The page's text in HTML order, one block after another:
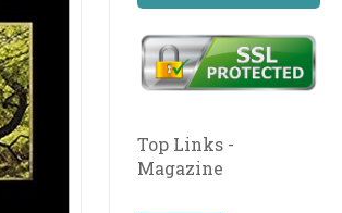
Top Links -
Magazine